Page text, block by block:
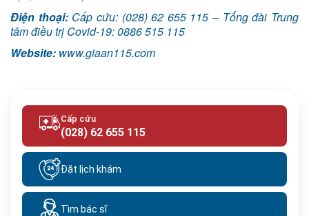
Điện thoại:Cấp cứu: (028) 62 655 115 – Tổng đài Trung
tâm điều trị Covid-19: 0886 515 115
Website: www.giaan115.com
Cấp cứu
(028) 62 655 115
Đặt lịch khám
Tìm bác sĩ